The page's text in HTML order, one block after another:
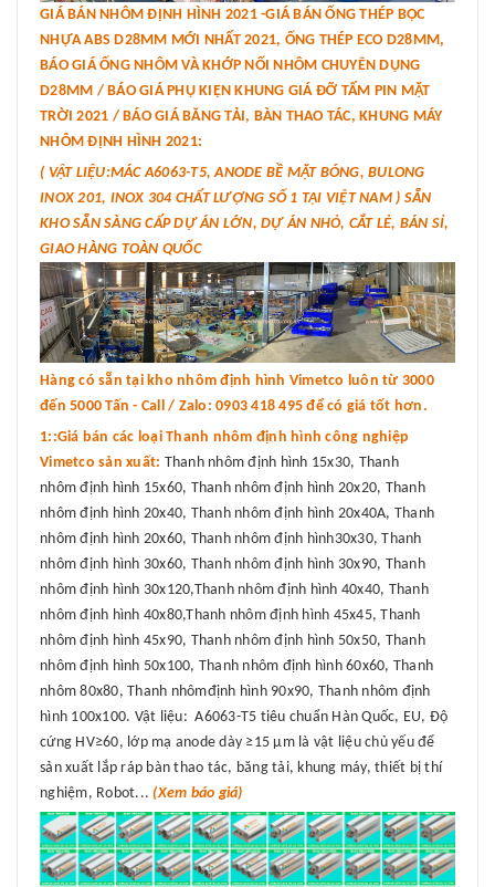
GIÁ BÁN NHÔM ĐỊNH HÌNH 2021 -GIÁ BÁN ỐNG THÉP BỌC
NHỰA ABS D28MM MỚI NHẤT 2021, ỐNG THÉP ECO D28MM,
BÁO GIÁ ỐNG NHÔM VÀ KHỚP NỐI NHÔM CHUYÊN DỤNG
D28MM / BÁO GIÁ PHỤ KIỆN KHUNG GIÁ ĐỠ TẤM PIN MẶT
TRỜI 2021 / BÁO GIÁ BĂNG TẢI, BÀN THAO TÁC, KHUNG MÁY
NHÔM ĐỊNH HÌNH 2021:
( VẬT LIỆU:MÁC A6063-T5, ANODE BỀ MẶT BÓNG, BULONG
INOX 201, INOX 304 CHẤT LƯỢNG SỐ 1 TẠI VIỆT NAM ) SẴN
KHO SẴN SÀNG CẤP DỰ ÁN LỚN, DỰ ÁN NHỎ, CẮT LẺ, BÁN SỈ,
GIAO HÀNG TOÀN QUỐC
Hàng có sẵn tại kho nhôm định hình Vimetco luôn từ 3000
đến 5000 Tấn - Call / Zalo: 0903 418 495 để có giá tốt hơn.
1::Giá bán các loại Thanh nhôm định hình công nghiệp
Vimetco sản xuất: Thanh nhôm định hình 15x30, Thanh
nhôm định hình 15x60, Thanh nhôm định hình 20x20, Thanh
nhôm định hình 20x40, Thanh nhôm định hình 20x40A, Thanh
nhôm định hình 20x60, Thanh nhôm định hình30x30, Thanh
nhôm định hình 30x60, Thanh nhôm định hình 30x90, Thanh
nhôm định hình 30x120,Thanh nhôm định hình 40x40, Thanh
nhôm định hình 40x80,Thanh nhôm định hình 45x45, Thanh
nhôm định hình 45x90, Thanh nhôm định hình 50x50, Thanh
nhôm định hình 50x100, Thanh nhôm định hình 60x60, Thanh
nhôm 80x80, Thanh nhômđịnh hình 90x90, Thanh nhôm định
hình 100x100. Vật liệu: A6063-T5 tiêu chuẩn Hàn Quốc, EU, Độ
cứng HV≥60, lớp mạ anode dày ≥15 μm là vật liệu chủ yếu để
sản xuất lắp ráp bàn thao tác, băng tải, khung máy, thiết bị thí
nghiệm, Robot... (Xem báo giá)